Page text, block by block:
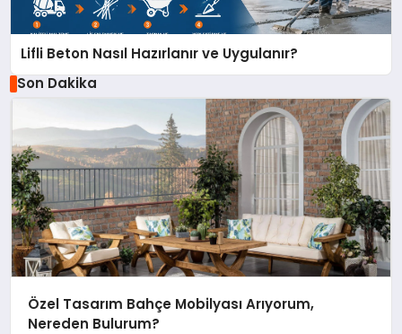
Lifli Beton Nasıl Hazırlanır ve Uygulanır?
Son Dakika
Özel Tasarım Bahçe Mobilyası Arıyorum,
Nereden Bulurum?